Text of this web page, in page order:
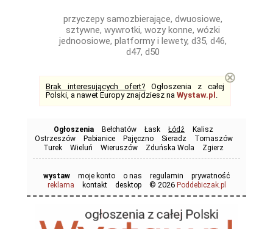
przyczepy samozbierające, dwuosiowe,
sztywne, wywrotki, wozy konne, wózki
jednoosiowe, platformy i lewety, d35, d46,
d47, d50
Brak interesujących ofert? Ogłoszenia z całej
Polski, a nawet Europy znajdziesz na Wystaw.pl .
⊗
Ogłoszenia Bełchatów Łask Łódź
Kalisz
Ostrzeszów
Pabianice Pajęczno Sieradz
Tomaszów
Turek
Wieluń Wieruszów Zduńska Wola Zgierz
wystaw moje konto o nas regulamin
prywatność
reklama
kontakt desktop © 2026 Poddebiczak.pl